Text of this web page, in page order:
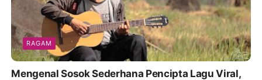
RAGAM
Mengenal Sosok Sederhana Pencipta Lagu Viral,